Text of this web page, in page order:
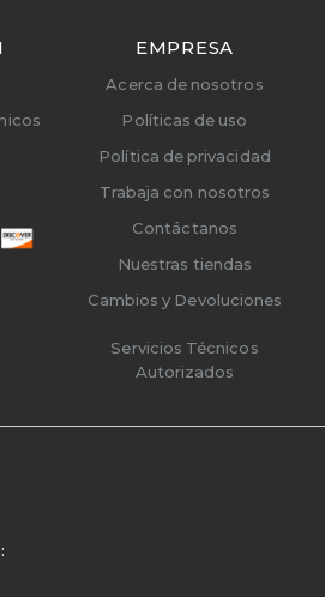
EMPRESA
Acerca de nosotros
Políticas de uso
Política de privacidad
Trabaja con nosotros
Contáctanos
Nuestras tiendas
Cambios y Devoluciones
Servicios Técnicos
Autorizados